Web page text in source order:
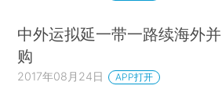
中外运拟延一带一路续海外并
购
2017年08月24日 APP打开